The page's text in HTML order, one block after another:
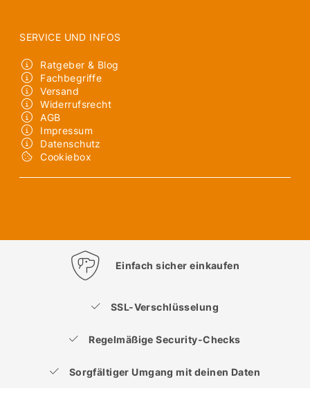
SERVICE UND INFOS
Ratgeber & Blog
Fachbegriffe
Versand
Widerrufsrecht
AGB
Impressum
Datenschutz
Cookiebox
Einfach sicher einkaufen
SSL-Verschlüsselung
Regelmäßige Security-Checks
Sorgfältiger Umgang mit deinen Daten